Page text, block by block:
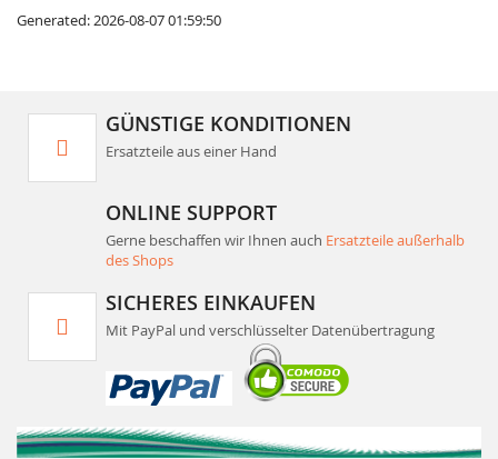
Generated: 2026-08-07 01:59:50
GÜNSTIGE KONDITIONEN
Ersatzteile aus einer Hand
ONLINE SUPPORT
Gerne beschaffen wir Ihnen auch Ersatzteile außerhalb
des Shops
SICHERES EINKAUFEN
Mit PayPal und verschlüsselter Datenübertragung